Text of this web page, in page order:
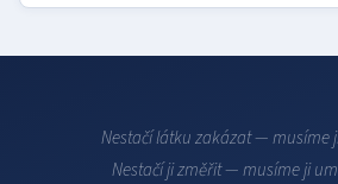
Nestačí látku zakázat — musíme
Nestačí ji změřit — musíme ji